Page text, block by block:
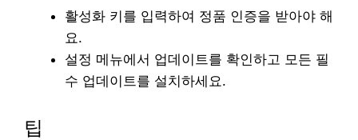
활성화 키를 입력하여 정품 인증을 받아야 해
요.
설정 메뉴에서 업데이트를 확인하고 모든 필
수 업데이트를 설치하세요.
팁